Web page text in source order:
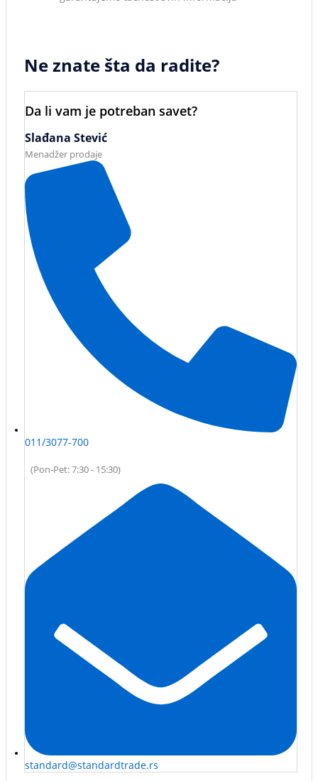
Ne znate šta da radite?
Da li vam je potreban savet?
Slađana Stević
Menadžer prodaje
011/3077-700
(Pon-Pet: 7:30 - 15:30)
standard@standardtrade.rs